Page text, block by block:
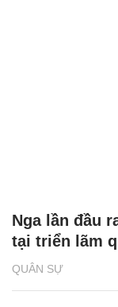
QUÂN SỰ
Nga lần đầu
tại triển lãm